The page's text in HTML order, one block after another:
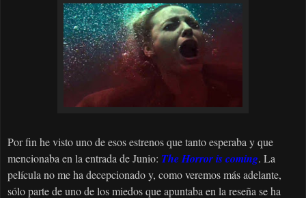
Por fin he visto uno de esos estrenos que tanto esperaba y que
mencionaba en la entrada de Junio: The Horror is coming. La
película no me ha decepcionado y, como veremos más adelante,
sólo parte de uno de los miedos que apuntaba en la reseña se ha